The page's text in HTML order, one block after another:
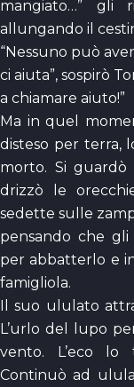
mangiato…” gli
allungando il
“Nessuno può
ci aiuta”, sospirò
a chiamare aiuto!”
Ma in quel
disteso per terra,
morto. Si
drizzò le
sedette sulle
pensando che gli
per abbatterlo e
famigliola.
Il suo ululato
L’urlo del lupo
vento. L’eco lo
Continuò ad